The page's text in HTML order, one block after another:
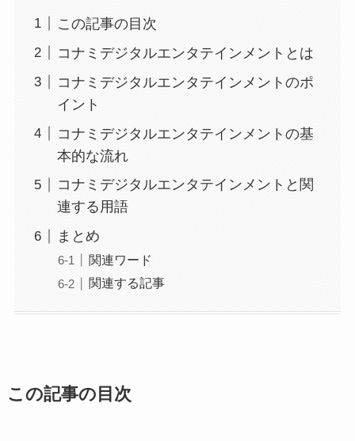
この記事の目次
コナミデジタルエンタテインメントとは
コナミデジタルエンタテインメントのポ
イント
コナミデジタルエンタテインメントの基
本的な流れ
コナミデジタルエンタテインメントと関
連する用語
まとめ
関連ワード
関連する記事
この記事の目次